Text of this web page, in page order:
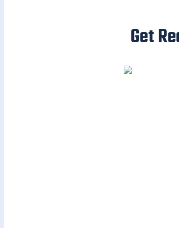
Get